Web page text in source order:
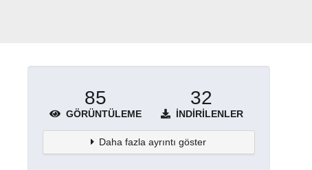
85
GÖRÜNTÜLEME
32
İNDIRILENLER
Daha fazla ayrıntı göster